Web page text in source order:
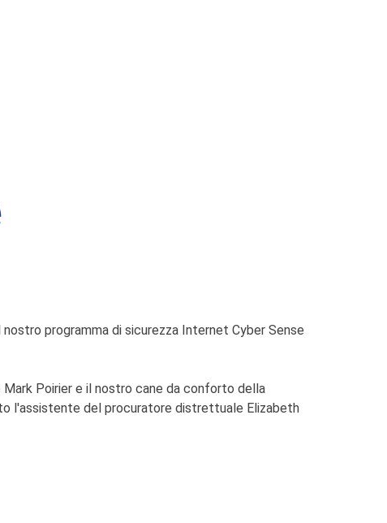
programma di sicurezza Internet Cyber Sense
Mark Poirier e il nostro cane da conforto della
l'assistente del procuratore distrettuale Elizabeth